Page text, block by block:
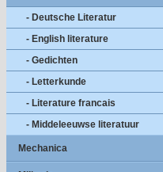
- Deutsche Literatur
- English literature
- Gedichten
- Letterkunde
- Literature francais
- Middeleeuwse literatuur
Mechanica